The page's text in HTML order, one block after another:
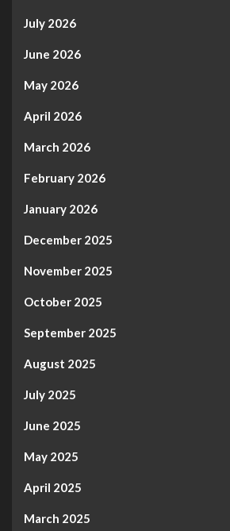
July 2026
June 2026
May 2026
April 2026
March 2026
February 2026
January 2026
December 2025
November 2025
October 2025
September 2025
August 2025
July 2025
June 2025
May 2025
April 2025
March 2025